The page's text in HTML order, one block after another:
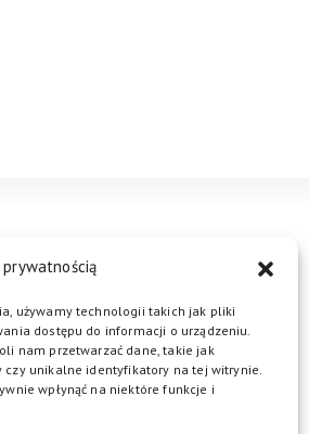
używamy technologii takich jak pliki
dostępu do informacji o urządzeniu.
nam przetwarzać dane, takie jak
unikalne identyfikatory na tej witrynie.
wpłynąć na niektóre funkcje i